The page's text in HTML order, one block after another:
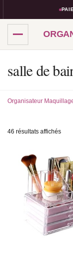
PAIEMENT
salle de
Organisateur
46 résultats affichés